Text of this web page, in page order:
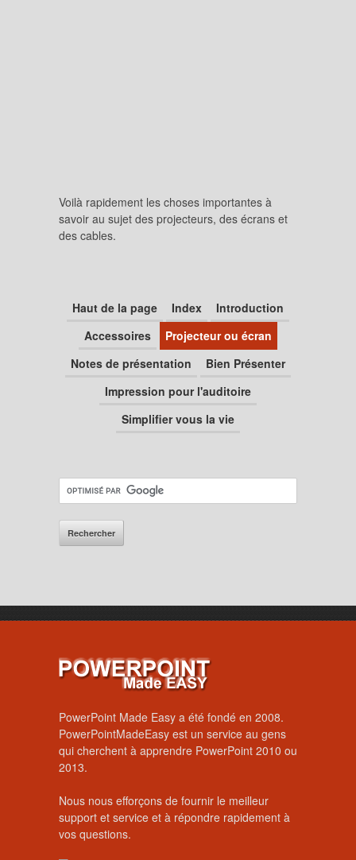
Voilà rapidement les choses importantes à
savoir au sujet des projecteurs, des écrans et
des cables.
Haut de la page Index
Introduction
Accessoires
Projecteur ou écran
Notes de présentation
Bien Présenter
Impression pour l'auditoire
Simplifier vous la vie
PowerPoint Made Easy a été fondé en 2008.
PowerPointMadeEasy est un service au gens
qui cherchent à apprendre PowerPoint 2010 ou
2013.
Nous nous efforçons de fournir le meilleur
support et service et à répondre rapidement à
vos questions.